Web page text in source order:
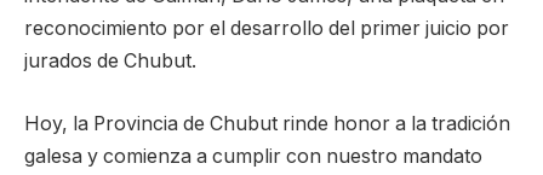
reconocimiento por el desarrollo del primer juicio por
jurados de Chubut.
Hoy, la Provincia de Chubut rinde honor a la tradición
galesa y comienza a cumplir con nuestro mandato